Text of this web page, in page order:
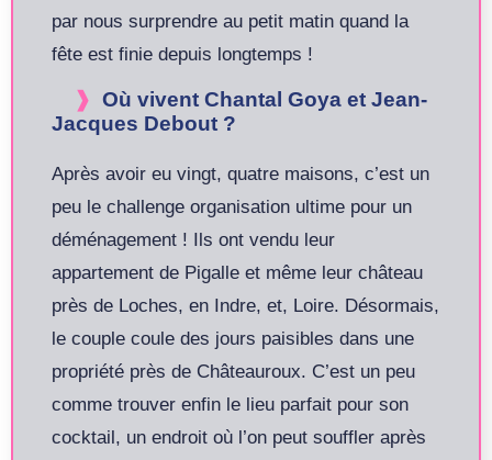
par nous surprendre au petit matin quand la
fête est finie depuis longtemps !
Où vivent Chantal Goya et Jean-
Jacques Debout ?
Après avoir eu vingt, quatre maisons, c’est un
peu le challenge organisation ultime pour un
déménagement ! Ils ont vendu leur
appartement de Pigalle et même leur château
près de Loches, en Indre, et, Loire. Désormais,
le couple coule des jours paisibles dans une
propriété près de Châteauroux. C’est un peu
comme trouver enfin le lieu parfait pour son
cocktail, un endroit où l’on peut souffler après